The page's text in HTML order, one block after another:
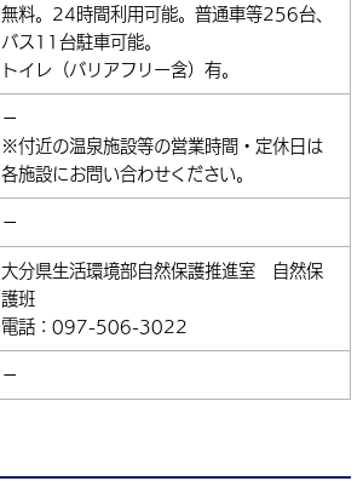
無料。24時間利用可能。普通車等256台、
バス11台駐車可能。
トイレ（バリアフリー含）有。
－
※付近の温泉施設等の営業時間・定休日は
各施設にお問い合わせください。
－
大分県生活環境部自然保護推進室 自然保
護班
電話：097-506-3022
－